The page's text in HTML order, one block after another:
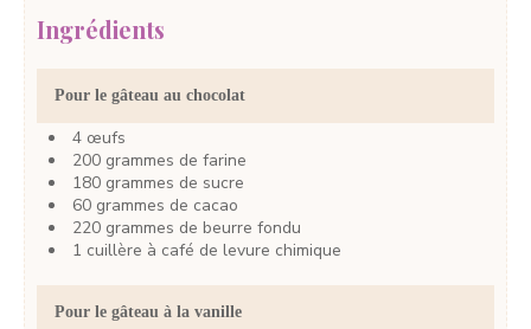
Ingrédients
Pour le gâteau au chocolat
4 œufs
200 grammes de farine
180 grammes de sucre
60 grammes de cacao
220 grammes de beurre fondu
1 cuillère à café de levure chimique
Pour le gâteau à la vanille